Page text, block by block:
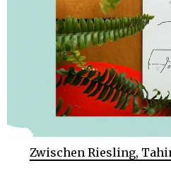
Zwischen Riesling,